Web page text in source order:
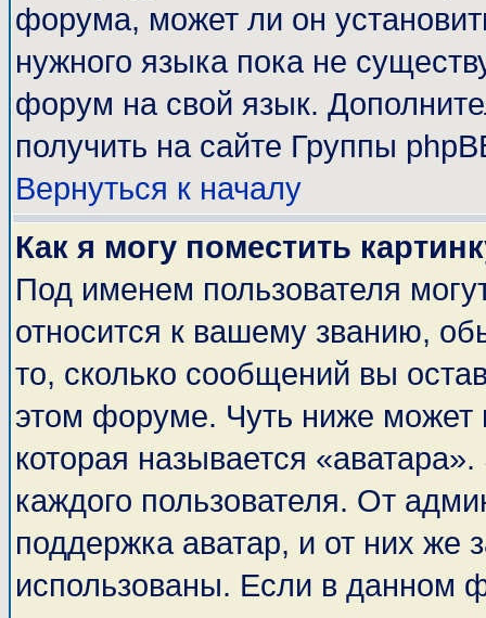
форума, может ли он
нужного языка пока не
форум на свой язык.
получить на сайте Группы
Вернуться к началу
Как я могу поместить
Под именем пользователя
относится к вашему званию,
то, сколько сообщений вы
этом форуме. Чуть ниже может
которая называется
каждого пользователя. От
поддержка аватар, и от них же
использованы. Если в данном